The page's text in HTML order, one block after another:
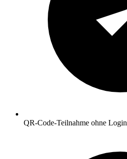
QR-Code-Teilnahme ohne Login